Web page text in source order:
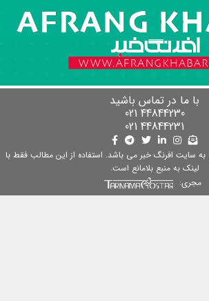
ما در تماس باشید
44844230 021
44844231 021
افرنگ خبر می باشد. استفاده از این مطالب فقط با
به منبع بلامانع است.